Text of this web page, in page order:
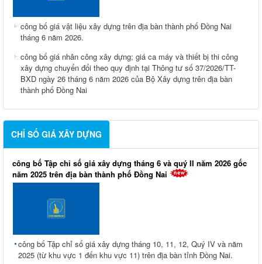
công bố giá vật liệu xây dựng trên địa bàn thành phố Đồng Nai
tháng 6 năm 2026.
công bố giá nhân công xây dựng; giá ca máy và thiết bị thi công
xây dựng chuyển đổi theo quy định tại Thông tư số 37/2026/TT-
BXD ngày 26 tháng 6 năm 2026 của Bộ Xây dựng trên địa bàn
thành phố Đồng Nai
CHỈ SỐ GIÁ XÂY DỰNG
công bố Tập chỉ số giá xây dựng tháng 6 và quý II năm 2026 gốc
năm 2025 trên địa bàn thành phố Đồng Nai
công bố Tập chỉ số giá xây dựng tháng 10, 11, 12, Quý IV và năm
2025 (từ khu vực 1 đến khu vực 11) trên địa bàn tỉnh Đồng Nai.